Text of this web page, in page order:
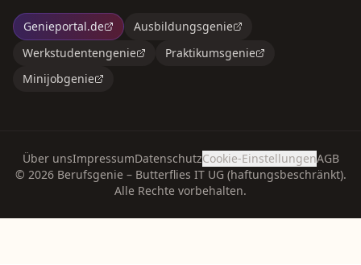
Genieportal.de
Ausbildungsgenie
Werkstudentengenie
Praktikumsgenie
Minijobgenie
Über unsImpressumDatenschutzCookie-EinstellungenAGB
© 2026Berufsgenie – Butterflies IT UG (haftungsbeschränkt).
Alle Rechte vorbehalten.